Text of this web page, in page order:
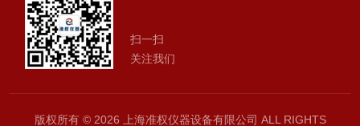
扫一扫
关注我们
版权所有 © 2026 上海准权仪器设备有限公司 ALL RIGHTS